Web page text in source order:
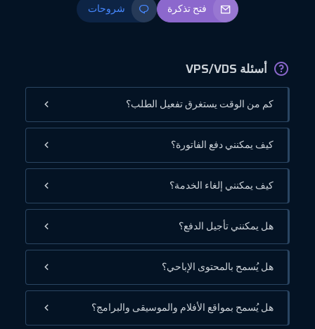
فتح تذكرة شروحات
أسئلة VPS/VDS
كم من الوقت يستغرق تفعيل الطلب؟
كيف يمكنني دفع الفاتورة؟
كيف يمكنني إلغاء الخدمة؟
هل يمكنني تأجيل الدفع؟
هل يُسمح بالمحتوى الإباحي؟
هل يُسمح بمواقع الأفلام والموسيقى والبرامج؟